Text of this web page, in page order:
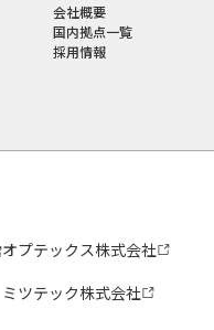
会社概要
国内拠点一覧
採用情報
オプテックス株式会社
ミツテック株式会社